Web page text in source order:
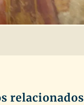
relacionados